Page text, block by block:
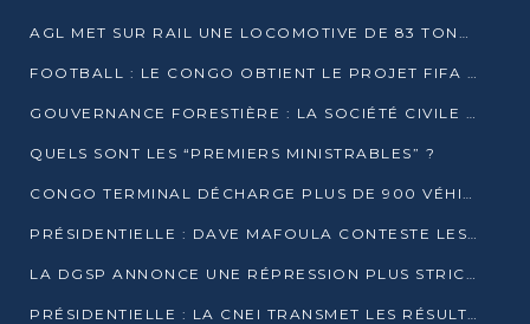
AGL MET SUR RAIL UNE LOCOMOTIVE DE 83 TONNES À POINTE-NOIRE
FOOTBALL : LE CONGO OBTIENT LE PROJET FIFA ARENA POUR SES 15 DÉPARTEMENTS
GOUVERNANCE FORESTIÈRE : LA SOCIÉTÉ CIVILE CONGOLAISE AFFICHE SES PRIORITÉS POUR 2026
QUELS SONT LES “PREMIERS MINISTRABLES” ?
CONGO TERMINAL DÉCHARGE PLUS DE 900 VÉHICULES EN QUELQUES HEURES
PRÉSIDENTIELLE : DAVE MAFOULA CONTESTE LES RÉSULTATS PROVISOIRES
LA DGSP ANNONCE UNE RÉPRESSION PLUS STRICTE CONTRE LES MOTO-TAXIS
PRÉSIDENTIELLE : LA CNEI TRANSMET LES RÉSULTATS PROVISOIRES À LA COUR CONSTITUTIONNELLE